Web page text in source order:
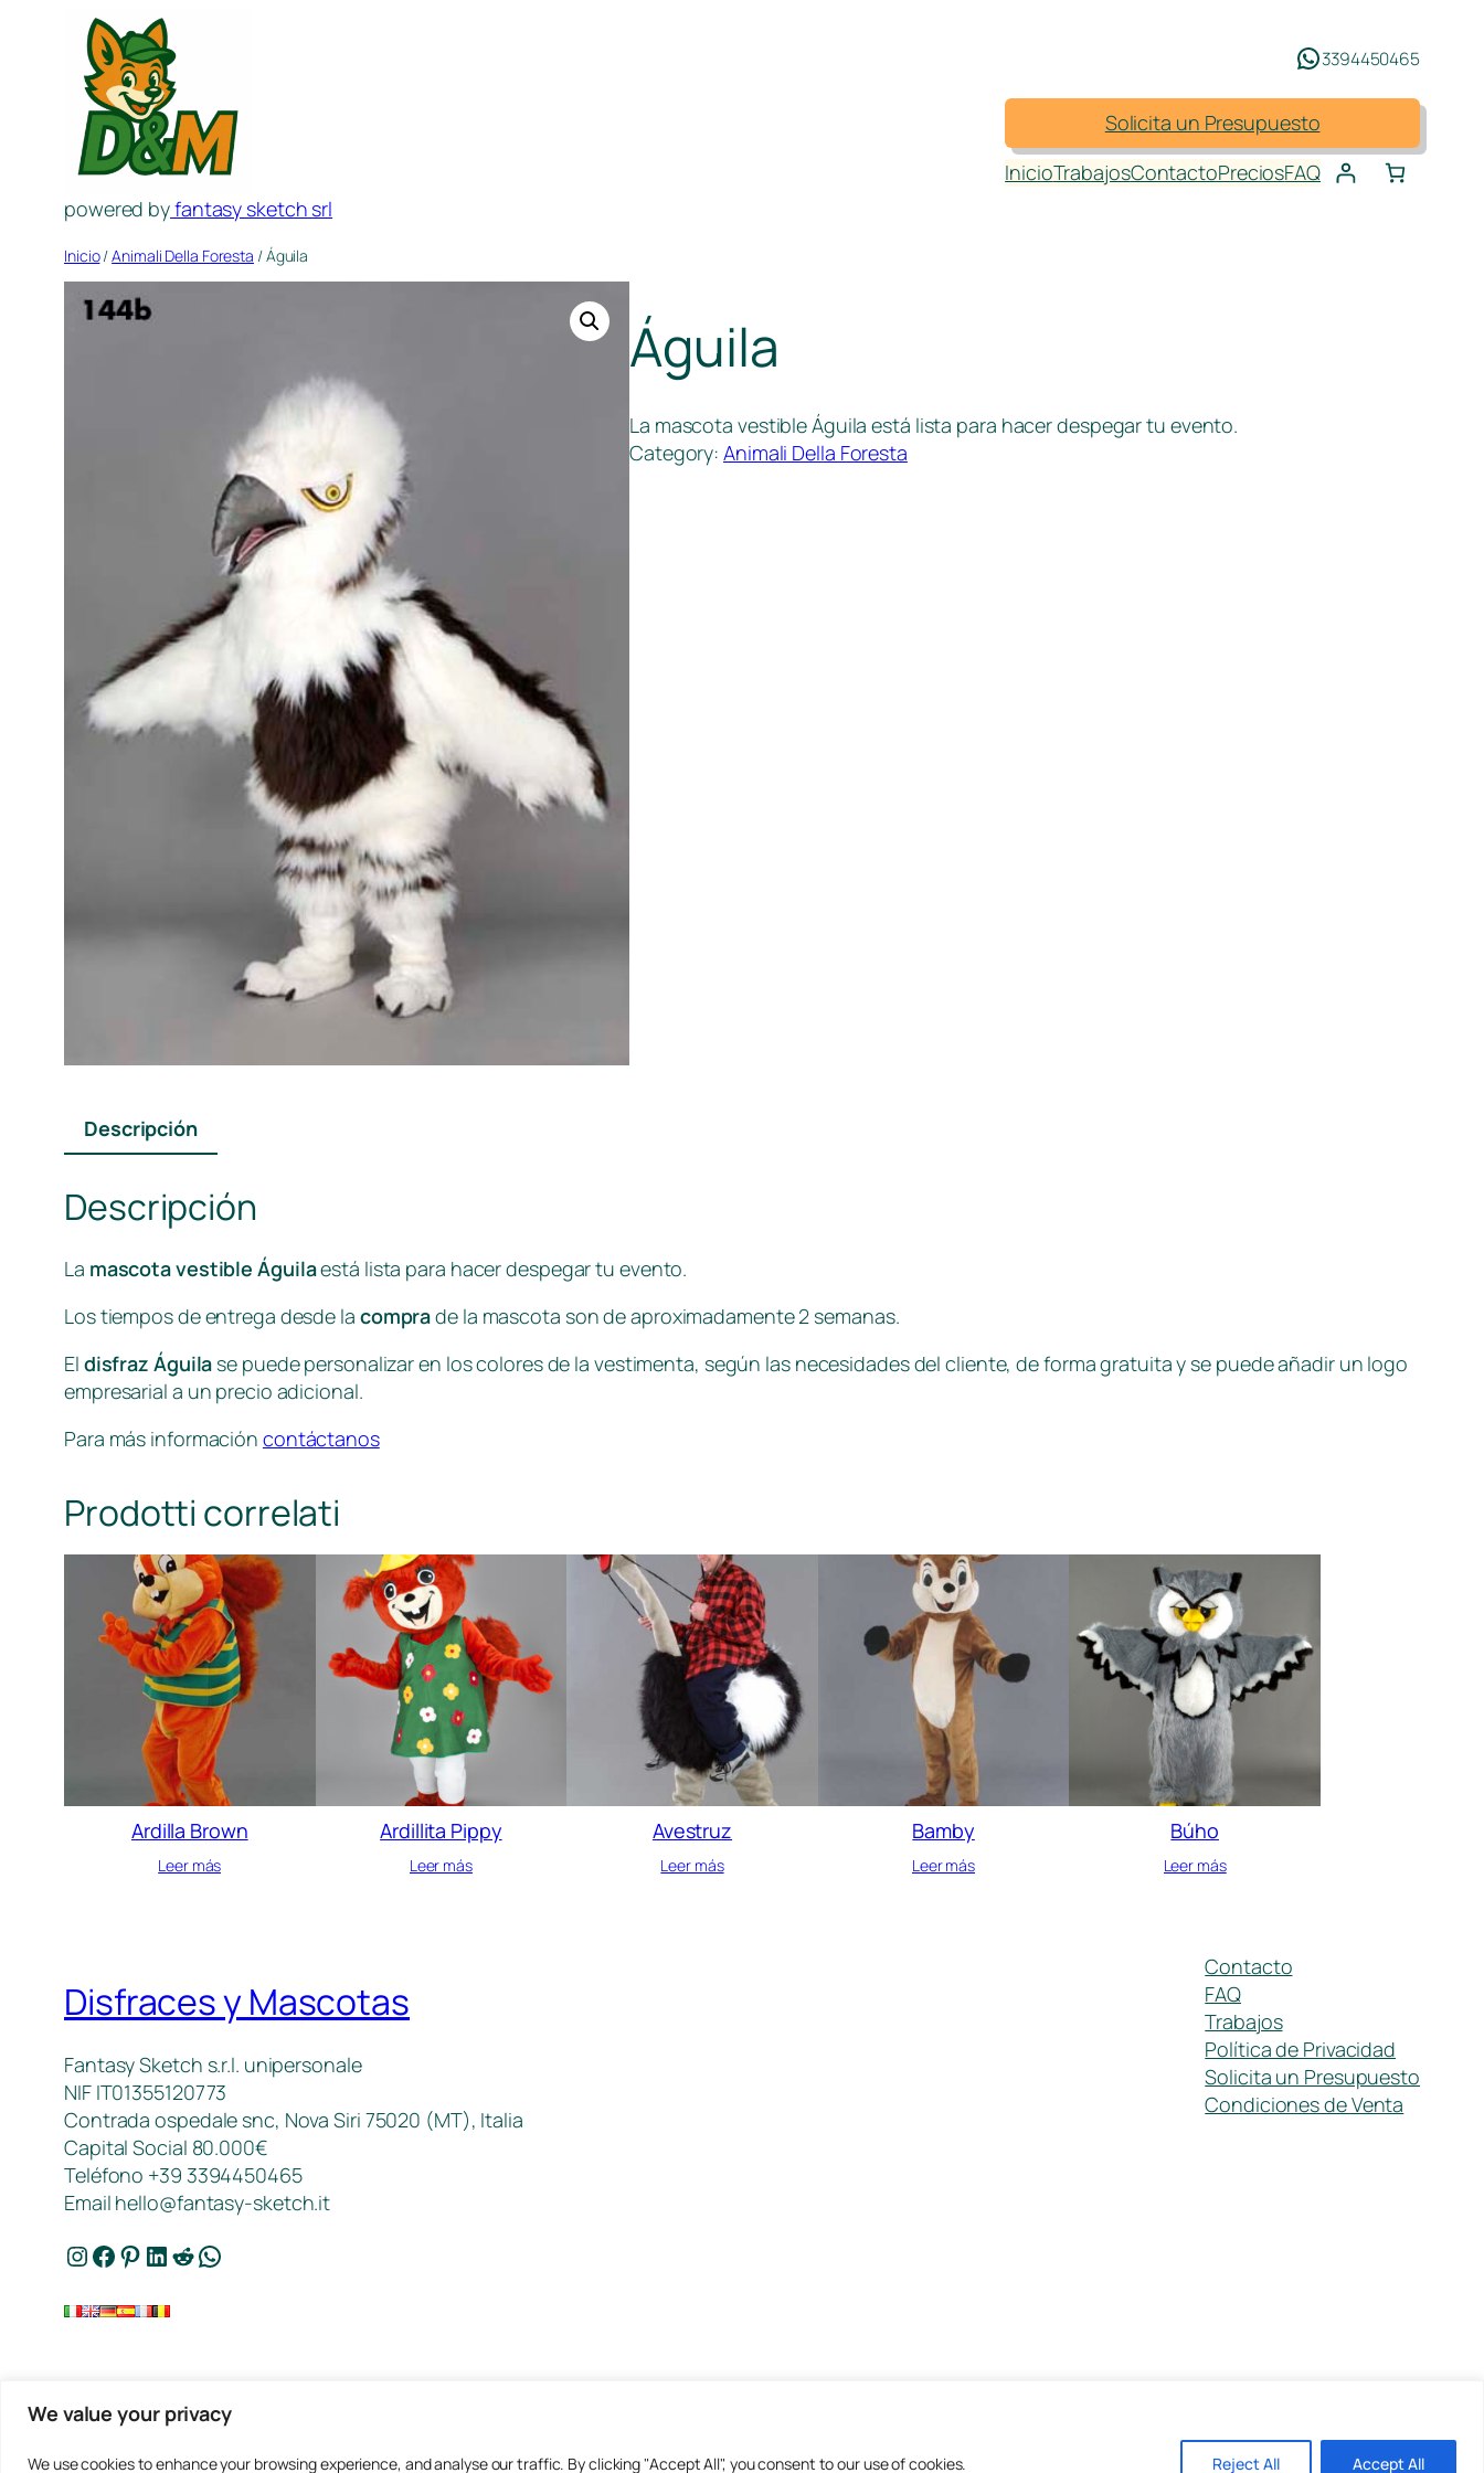
We value your privacy
We use cookies to enhance your browsing experience, and analyse our traffic. By clicking "Accept All", you consent to our use of cookies. Reject All Accept All
contenido
powered byfantasy sketch srl
3394450465
Solicita un Presupuesto
InicioTrabajosContactoPreciosFAQ
Inicio/Animali Della Foresta / Águila
Águila
La mascota vestible Águila está lista para hacer despegar tu evento.
Category:Animali Della Foresta
Descripción
Descripción
La mascota vestible Águilaestá lista para hacer despegar tu evento.
Los tiempos de entrega desde la comprade la mascota son de aproximadamente 2 semanas.
El disfraz Águila se puede personalizar en los colores de la vestimenta, según las necesidades del cliente, de forma gratuita y se puede añadir un logo
empresarial a un precio adicional.
Para más información contáctanos
Prodotti correlati
Ardilla Brown
Leer más
Ardillita Pippy
Leer más
Avestruz
Leer más
Bamby
Leer más
Búho
Leer más
Disfraces y Mascotas
Fantasy Sketch s.r.l. unipersonale
NIF IT01355120773
Contrada ospedale snc, Nova Siri 75020 (MT), Italia
Capital Social 80.000€
Teléfono +39 3394450465
Email hello@fantasy-sketch.it
Instagram Facebook Pinterest LinkedIn Reddit WhatsApp
Contacto
FAQ
Trabajos
Política de Privacidad
Solicita un Presupuesto
Condiciones de Venta